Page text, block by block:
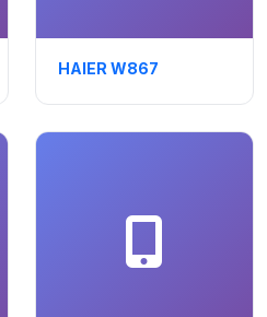
HAIER W867